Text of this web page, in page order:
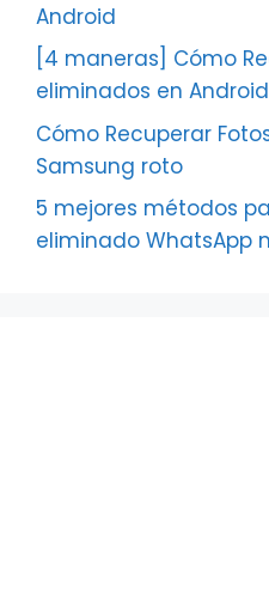
Android
[4 maneras] Cómo
eliminados en Android
Cómo Recuperar
Samsung roto
5 mejores métodos
eliminado WhatsApp